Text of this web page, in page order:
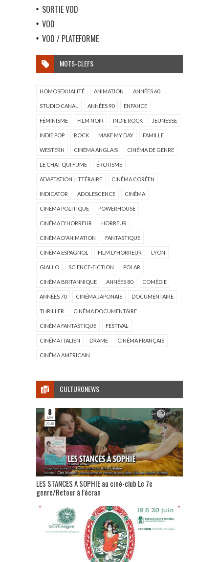
SORTIE VOD
VOD
VOD / PLATEFORME
MOTS-CLEFS
HOMOSEXUALITÉ ANIMATION ANNÉES 60
STUDIO CANAL ANNÉES 90 ENFANCE
FÉMINISME FILM NOIR INDIE ROCK JEUNESSE
INDIE POP ROCK MAKE MY DAY FAMILLE
WESTERN CINÉMA ANGLAIS CINÉMA DE GENRE
LE CHAT QUI FUME ÉROTISME
ADAPTATION LITTÉRAIRE CINÉMA CORÉEN
INDICATOR ADOLESCENCE CINÉMA
CINÉMA POLITIQUE POWERHOUSE
CINÉMA D'HORREUR HORREUR
CINÉMA D'ANIMATION FANTASTIQUE
CINÉMA ESPAGNOL FILM D'HORREUR LYON
GIALLO SCIENCE-FICTION POLAR
CINÉMA BRITANNIQUE ANNÉES 80 COMÉDIE
ANNÉES 70 CINÉMA JAPONAIS DOCUMENTAIRE
THRILLER CINÉMA DOCUMENTAIRE
CINÉMA FANTASTIQUE FESTIVAL
CINÉMA ITALIEN DRAME CINÉMA FRANÇAIS
CINÉMA AMERICAIN
CULTURONEWS
LES STANCES A SOPHIE au ciné-club Le 7e
genre/Retour à l’écran